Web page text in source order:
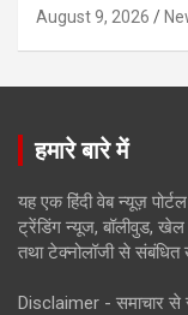
August 9, 2026
हमारे बारे में
यह एक हिंदी वेब न्यूज़
ट्रेंडिंग न्यूज, बॉलीवुड,
तथा टेक्नोलॉजी से संबंधित
Disclaimer - समाचार से